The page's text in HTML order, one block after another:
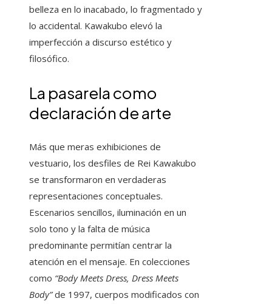
belleza en lo inacabado, lo fragmentado y
lo accidental. Kawakubo elevó la
imperfección a discurso estético y
filosófico.
La pasarela como
declaración de arte
Más que meras exhibiciones de
vestuario, los desfiles de Rei Kawakubo
se transformaron en verdaderas
representaciones conceptuales.
Escenarios sencillos, iluminación en un
solo tono y la falta de música
predominante permitían centrar la
atención en el mensaje. En colecciones
como “Body Meets Dress, Dress Meets
Body”de 1997, cuerpos modificados con